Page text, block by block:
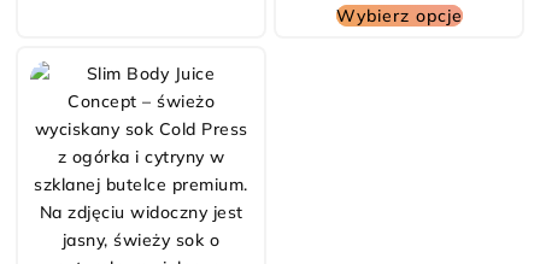
Wybierz opcje